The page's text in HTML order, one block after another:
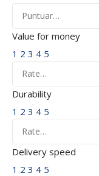
Value for money
1 2 3 4 5
Durability
1 2 3 4 5
Delivery speed
1 2 3 4 5